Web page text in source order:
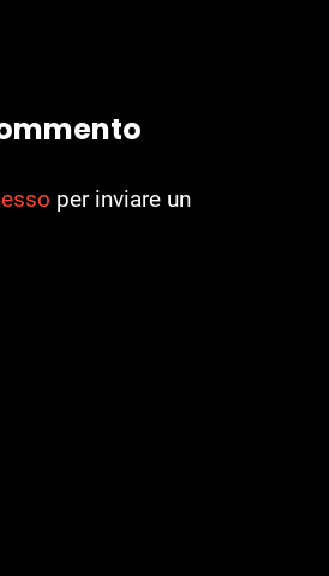
per inviare un